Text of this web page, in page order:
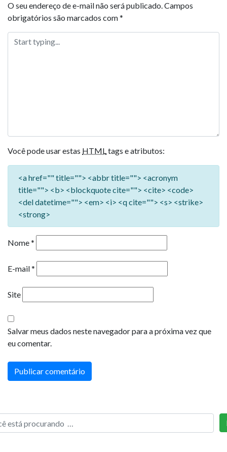
O seu endereço de e-mail não será publicado.Campos
obrigatórios são marcados com*
Você pode usar estas HTMLtags e atributos:
<a href="" title=""> <abbr title=""> <acronym
title=""> <b> <blockquote cite=""> <cite> <code>
<del datetime=""> <em> <i> <q cite=""> <s> <strike>
<strong>
Nome*
E-mail*
Site
Salvar meus dados neste navegador para a próxima vez que
eu comentar.